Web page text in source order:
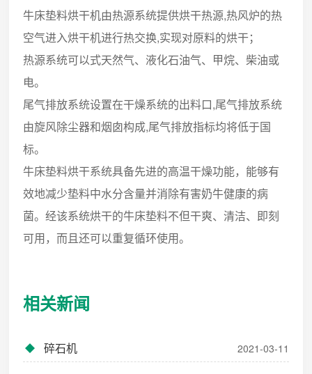
牛床垫料烘干机由热源系统提供烘干热源,热风炉的热
空气进入烘干机进行热交换,实现对原料的烘干；
热源系统可以式天然气、液化石油气、甲烷、柴油或
电。
尾气排放系统设置在干燥系统的出料口,尾气排放系统
由旋风除尘器和烟囱构成,尾气排放指标均将低于国
标。
牛床垫料烘干系统具备先进的高温干燥功能，能够有
效地减少垫料中水分含量并消除有害奶牛健康的病
菌。经该系统烘干的牛床垫料不但干爽、清洁、即刻
可用，而且还可以重复循环使用。
相关新闻
碎石机 2021-03-11